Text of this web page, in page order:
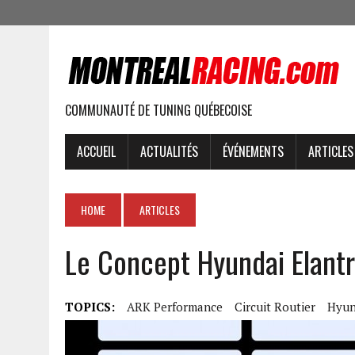
COMMUNAUTÉ DE TUNING QUÉBECOISE
ACCUEIL ACTUALITÉS ÉVÉNEMENTS ARTICLES
HOME ARTICLES
Le Concept Hyundai
TOPICS: ARK Performance Circuit Routier